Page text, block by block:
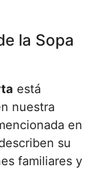
la Sopa
está
nuestra
en
su
familiares y